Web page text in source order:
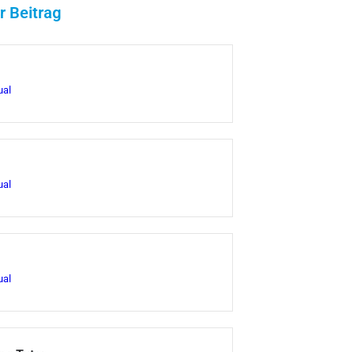
Beitrag